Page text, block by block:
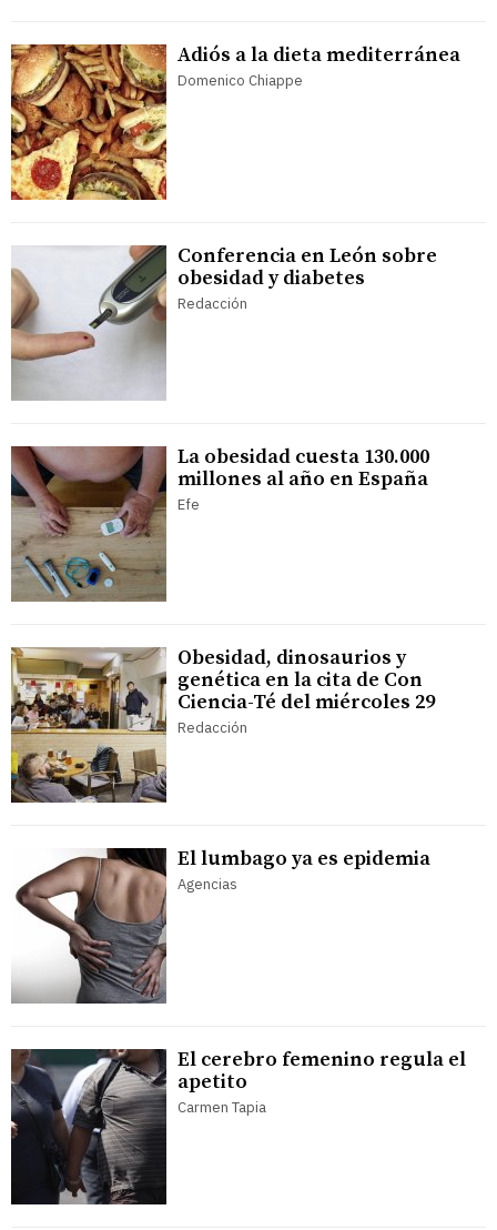
Adiós a la dieta mediterránea
Domenico Chiappe
Conferencia en León sobre
obesidad y diabetes
Redacción
La obesidad cuesta 130.000
millones al año en España
Efe
Obesidad, dinosaurios y
genética en la cita de Con
Ciencia-Té del miércoles 29
Redacción
El lumbago ya es epidemia
Agencias
El cerebro femenino regula el
apetito
Carmen Tapia